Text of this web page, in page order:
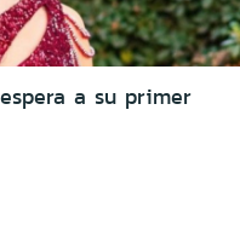
a su primer